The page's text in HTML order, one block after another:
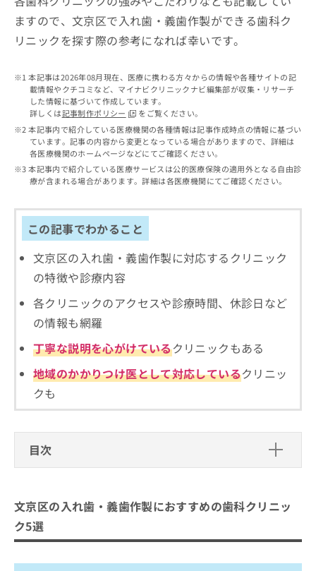
ますので、文京区で入れ歯・義歯作製ができる歯科ク
リニックを探す際の参考になれば幸いです。
本記事は2026年08月現在、医療に携わる方々からの情報や各種サイトの記
載情報やクチコミなど、マイナビクリニックナビ編集部が収集・リサーチ
した情報に基づいて作成しています。
詳しくは記事制作ポリシー
をご覧ください。
本記事内で紹介している医療機関の各種情報は記事作成時点の情報に基づい
ています。記事の内容から変更となっている場合がありますので、詳細は
各医療機関のホームページなどにてご確認ください。
本記事内で紹介している医療サービスは公的医療保険の適用外となる自由診
療が含まれる場合があります。詳細は各医療機関にてご確認ください。
この記事でわかること
文京区の入れ歯・義歯作製に対応するクリニック
の特徴や診療内容
各クリニックのアクセスや診療時間、休診日など
の情報も網羅
丁寧な説明を心がけているクリニックもある
地域のかかりつけ医として対応しているクリニッ
クも
目次
小日向台町歯科
本駒込の京シティ歯科
文京区の入れ歯・義歯作製におすすめの歯科クリニッ
ク5選
ニッ
クナ
ビサ
への
お問
合せ
フォ
ーム
とな
りま
す。
クリ
ニッ
約・
症状
のご
相談
など
はで
せん
ので
ご了
ださ
い。
資
料
の
求
ち
無
報
充
の
し
は
ち
載
正
は
こ
ち
の
お
合
は
ら
料
ご
請
こ
料
充
申
込
み
は
こ